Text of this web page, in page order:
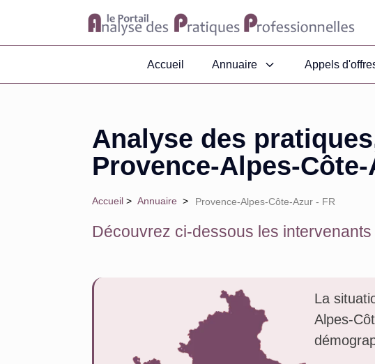
Accueil Annuaire Appels
Analyse des
Provence-Alpes-Côte-
Accueil > Annuaire > Provence-Alpes-Côte-Azur - FR
Découvrez ci-dessous les
La
Alpes-